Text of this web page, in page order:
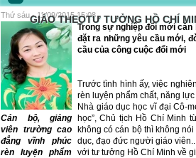
GIÁO THEOTƯ TƯỞNG HỒ CHÍ
Thứ sáu - 11/09/2015 15:08
Cán bộ, giảng
viên trường cao
đẳng vĩnh phúc
rèn luyện phẩm
Trong sự nghiệp đổi mới căn
đặt ra những yêu cầu mới,
cầu của công cuộc đổi mới
Trước tình hình ấy, việc
rèn luyện phẩm chất, năng
Nhà giáo dục học vĩ đại Cô-
học”, Chủ tịch Hồ Chí Minh
không có cán bộ thì không
dục, đạo đức người giáo
với tư tưởng Hồ Chí Minh về